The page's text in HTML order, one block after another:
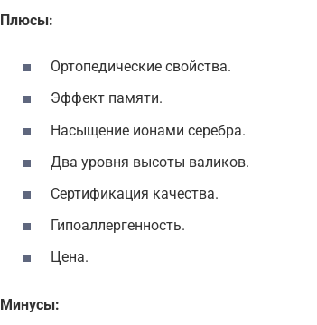
Плюсы:
Ортопедические свойства.
Эффект памяти.
Насыщение ионами серебра.
Два уровня высоты валиков.
Сертификация качества.
Гипоаллергенность.
Цена.
Минусы: